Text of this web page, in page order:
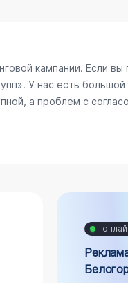
кампании. Если вы
У нас есть большой
а проблем с